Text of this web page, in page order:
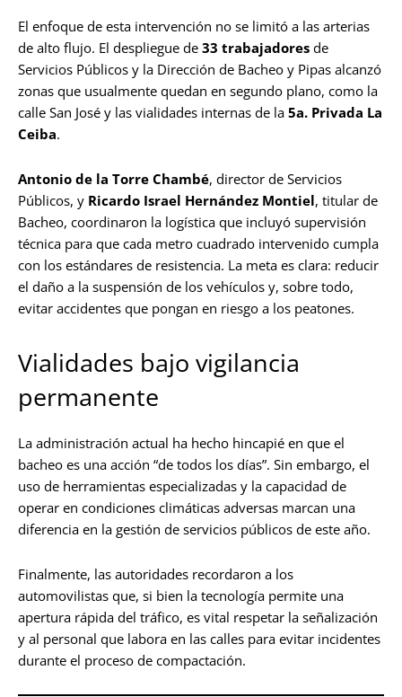
El enfoque de esta intervención no se limitó a las arterias
de alto flujo. El despliegue de 33 trabajadores de
Servicios Públicos y la Dirección de Bacheo y Pipas alcanzó
zonas que usualmente quedan en segundo plano, como la
calle San José y las vialidades internas de la 5a. Privada La
Ceiba.
Antonio de la Torre Chambé, director de Servicios
Públicos, y Ricardo Israel Hernández Montiel, titular de
Bacheo, coordinaron la logística que incluyó supervisión
técnica para que cada metro cuadrado intervenido cumpla
con los estándares de resistencia. La meta es clara: reducir
el daño a la suspensión de los vehículos y, sobre todo,
evitar accidentes que pongan en riesgo a los peatones.
Vialidades bajo vigilancia
permanente
La administración actual ha hecho hincapié en que el
bacheo es una acción “de todos los días”. Sin embargo, el
uso de herramientas especializadas y la capacidad de
operar en condiciones climáticas adversas marcan una
diferencia en la gestión de servicios públicos de este año.
Finalmente, las autoridades recordaron a los
automovilistas que, si bien la tecnología permite una
apertura rápida del tráfico, es vital respetar la señalización
y al personal que labora en las calles para evitar incidentes
durante el proceso de compactación.